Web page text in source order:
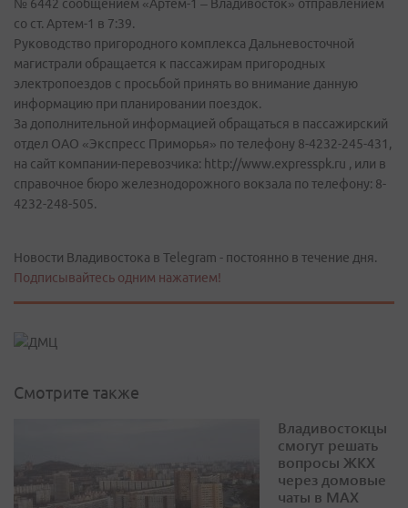
№ 6442 сообщением «Артем-1 – Владивосток» отправлением
со ст. Артем-1 в 7:39.
Руководство пригородного комплекса Дальневосточной
магистрали обращается к пассажирам пригородных
электропоездов с просьбой принять во внимание данную
информацию при планировании поездок.
За дополнительной информацией обращаться в пассажирский
отдел ОАО «Экспресс Приморья» по телефону 8-4232-245-431,
на сайт компании-перевозчика: http://www.expresspk.ru , или в
справочное бюро железнодорожного вокзала по телефону: 8-
4232-248-505.
Новости Владивостока в Telegram - постоянно в течение дня.
Подписывайтесь одним нажатием!
Смотрите также
Владивостокцы
смогут решать
вопросы ЖКХ
через домовые
чаты в МАХ